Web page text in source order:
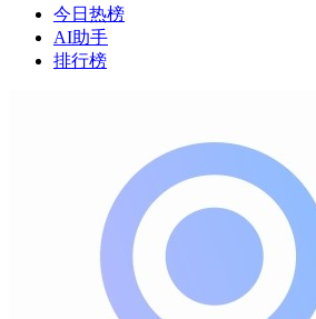
今日热榜
AI助手
排行榜